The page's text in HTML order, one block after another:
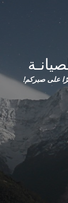
على صبركم!